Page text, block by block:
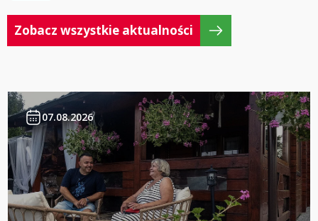
Zobacz wszystkie aktualności
07.08.2026